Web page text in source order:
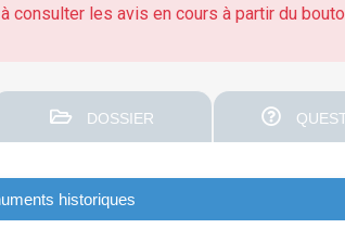
consulter les avis en cours à partir du
DOSSIER
historiques